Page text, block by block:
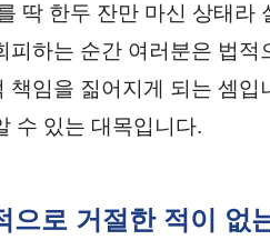
딱 한두 잔만 마신 상태라
하는 순간 여러분은 법적
임을 짊어지게 되는 셈입
수 있는 대목입니다.
으로 거절한 적이 없